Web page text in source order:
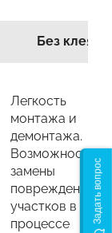
Без клея
Легкость
монтажа и
демонтажа.
Возможность
замены
поврежденных
участков в
процессе
Задать вопрос